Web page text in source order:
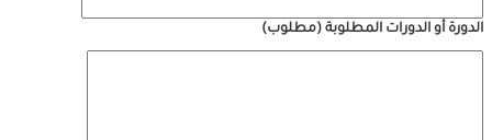
الدورة أو الدورات المطلوبة (مطلوب)